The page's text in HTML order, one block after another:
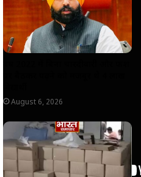
k
m
k
August 6, 2026